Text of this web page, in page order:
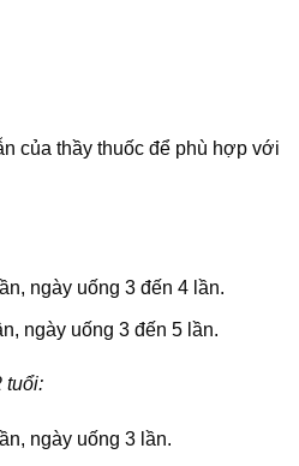
của thầy thuốc để phù hợp với
ngày uống 3 đến 4 lần.
ngày uống 3 đến 5 lần.
tuổi:
ngày uống 3 lần.